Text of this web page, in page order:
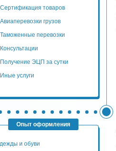
сертификация товаров
авиаперевозки грузов
таможенные перевозки
консультации
Получение ЭЦП за сутки
Иные услуги
Опыт оформления
и обуви